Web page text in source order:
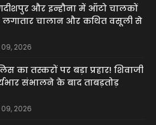
और इन्हौना में ऑटो चालकों
लगातार चालान और कथित वसूली से
2026
का तस्करों पर बड़ा प्रहार! शिवाजी
संभालने के बाद ताबड़तोड़
2026